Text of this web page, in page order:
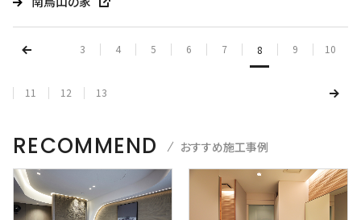
3 4 5 6 7 8 9 10
11 12 13
RECOMMEND おすすめ施工事例